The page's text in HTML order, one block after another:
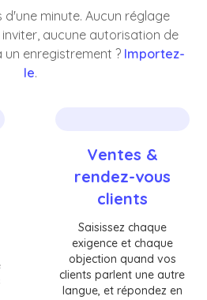
d'une minute. Aucun réglage
aucune autorisation de
un enregistrement ? Importez-
le.
Ventes &
rendez-vous
clients
Saisissez chaque
exigence et chaque
objection quand vos
clients parlent une autre
langue, et répondez en